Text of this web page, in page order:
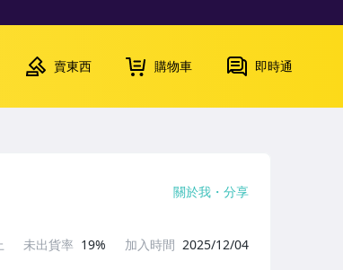
賣東西 購物車 即時通
關於我 分享
未出貨率 19% 加入時間 2025/12/04